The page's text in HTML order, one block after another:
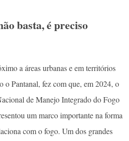
basta, é preciso
a áreas urbanas e em territórios
o Pantanal, fez com que, em 2024, o
de Manejo Integrado do Fogo
um marco importante na forma
com o fogo. Um dos grandes